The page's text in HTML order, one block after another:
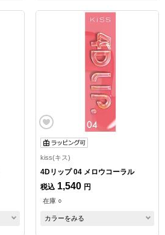
kiss(キス)
4Dリップ 04 メロウコーラル
税込 1,540 円
在庫 ○
カラーをみる